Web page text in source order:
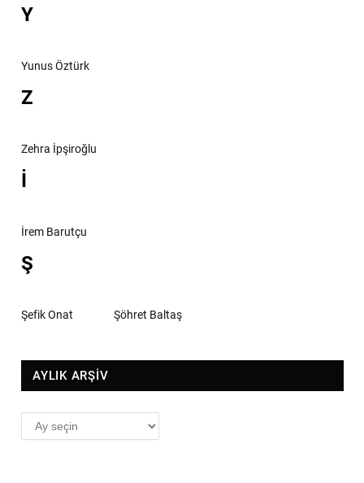
Y
Yunus Öztürk
Z
Zehra İpşiroğlu
İ
İrem Barutçu
Ş
Şefik Onat Şöhret Baltaş
AYLIK ARŞİV
AYLIK
ARŞİV